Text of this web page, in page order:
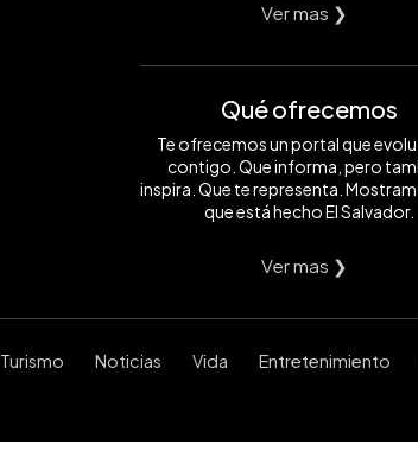
Ver mas ❯
Qué ofrecemos
Te ofrecemos un portal que
contigo. Que informa, pero
inspira. Que te representa.
que está hecho El Salvador.
Ver mas ❯
Turismo Noticias Vida Entretenimiento